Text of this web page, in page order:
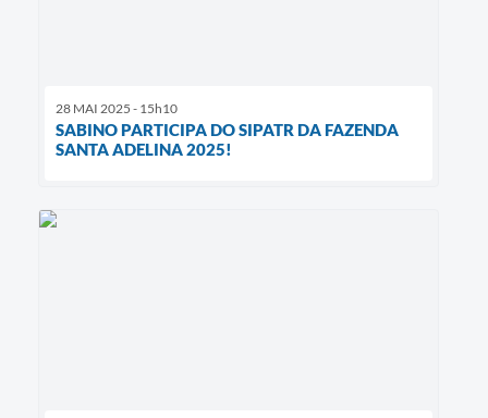
28 MAI 2025 - 15h10
SABINO PARTICIPA DO SIPATR DA FAZENDA
SANTA ADELINA 2025!